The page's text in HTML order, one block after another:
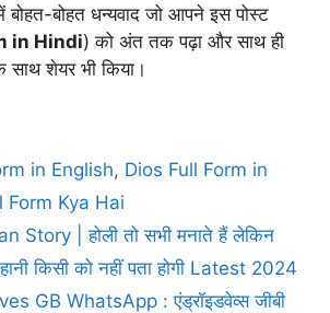
बोहत धन्यवाद जो आपने इस पोस्ट
in Hindi) को अंत तक पढ़ा और साथ ही
साथ शेयर भी किया।
in English, Dios Full Form in
Form Kya Hai
Story | होली तो सभी मनाते हैं लेकिन
किसी को नहीं पता होगी Latest 2024
GB WhatsApp : एंड्रॉइडवेव्स जीबी